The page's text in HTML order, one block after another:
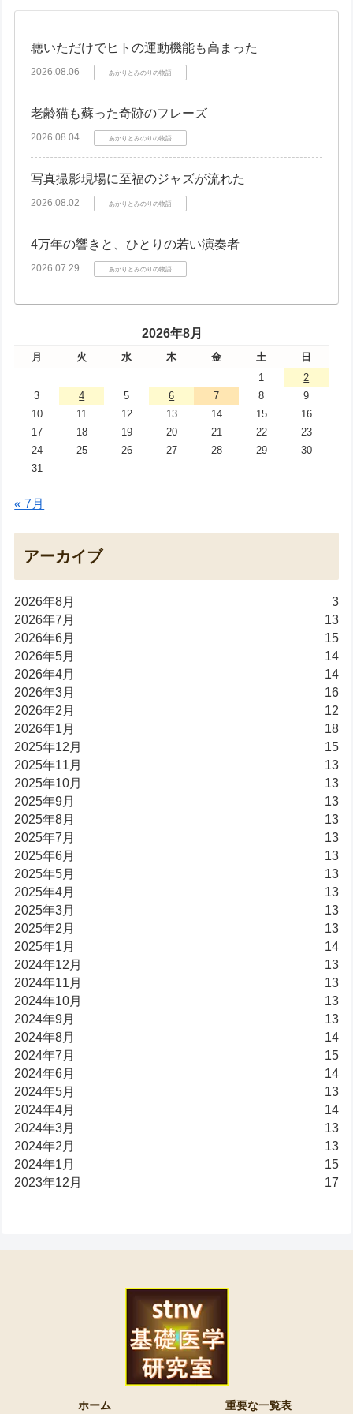
聴いただけでヒトの運動機能も高まった
2026.08.06 あかりとみのりの物語
老齢猫も蘇った奇跡のフレーズ
2026.08.04 あかりとみのりの物語
写真撮影現場に至福のジャズが流れた
2026.08.02 あかりとみのりの物語
4万年の響きと、ひとりの若い演奏者
2026.07.29 あかりとみのりの物語
2026年8月
月 火 水 木 金 土
日
1
2
3
4 5 6 7 8
9
10
11 12 13 14 15
16
17
18 19 20 21 22
23
24
25 26 27 28 29
30
31
« 7月
アーカイブ
2026年8月
3
2026年7月
13
2026年6月
15
2026年5月
14
2026年4月
14
2026年3月
16
2026年2月
12
2026年1月
18
2025年12月
15
2025年11月
13
2025年10月
13
2025年9月
13
2025年8月
13
2025年7月
13
2025年6月
13
2025年5月
13
2025年4月
13
2025年3月
13
2025年2月
13
2025年1月
14
2024年12月
13
2024年11月
13
2024年10月
13
2024年9月
13
2024年8月
14
2024年7月
15
2024年6月
14
2024年5月
13
2024年4月
14
2024年3月
13
2024年2月
13
2024年1月
15
2023年12月
17
ホーム 重要な一覧表